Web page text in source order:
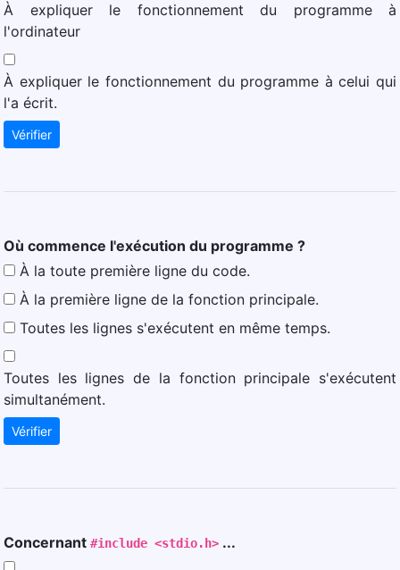
À expliquer le fonctionnement du programme à
l'ordinateur
À expliquer le fonctionnement du programme à celui qui
l'a écrit.
Vérifier
Où commence l'exécution du programme ?
À la toute première ligne du code.
À la première ligne de la fonction principale.
Toutes les lignes s'exécutent en même temps.
Toutes les lignes de la fonction principale s'exécutent
simultanément.
Vérifier
Concernant #include <stdio.h> ...